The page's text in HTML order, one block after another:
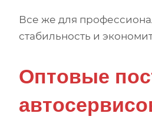
Все же для
стабильность и
Оптовые